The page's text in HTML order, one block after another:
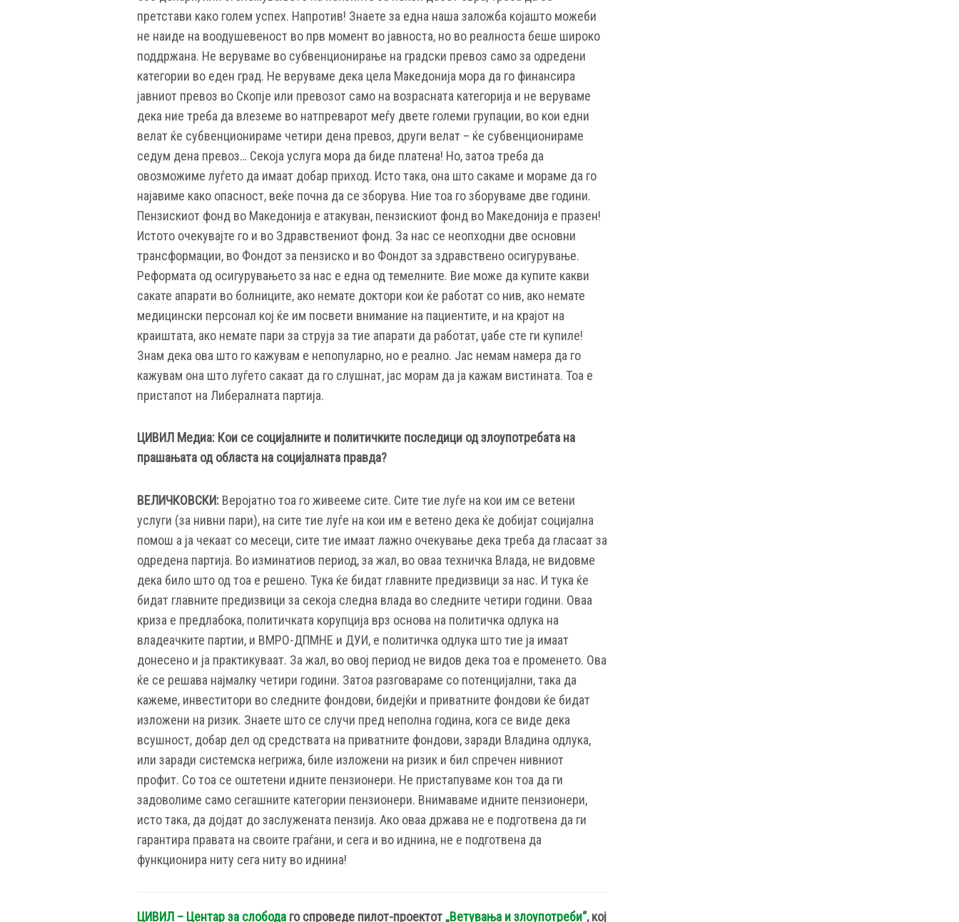
претстави како голем успех. Напротив! Знаете за една наша заложба којашто можеби
не наиде на воодушевеност во прв момент во јавноста, но во реалноста беше широко
поддржана. Не веруваме во субвенционирање на градски превоз само за одредени
категории во еден град. Не веруваме дека цела Македонија мора да го финансира
јавниот превоз во Скопје или превозот само на возрасната категорија и не веруваме
дека ние треба да влеземе во натпреварот меѓу двете големи групации, во кои едни
велат ќе субвенционираме четири дена превоз, други велат – ќе субвенционираме
седум дена превоз… Секоја услуга мора да биде платена! Но, затоа треба да
овозможиме луѓето да имаат добар приход. Исто така, она што сакаме и мораме да го
најавиме како опасност, веќе почна да се зборува. Ние тоа го зборуваме две години.
Пензискиот фонд во Македонија е атакуван, пензискиот фонд во Македонија е празен!
Истото очекувајте го и во Здравствениот фонд. За нас се неопходни две основни
трансформации, во Фондот за пензиско и во Фондот за здравствено осигурување.
Реформата од осигурувањето за нас е една од темелните. Вие може да купите какви
сакате апарати во болниците, ако немате доктори кои ќе работат со нив, ако немате
медицински персонал кој ќе им посвети внимание на пациентите, и на крајот на
краиштата, ако немате пари за струја за тие апарати да работат, џабе сте ги купиле!
Знам дека ова што го кажувам е непопуларно, но е реално. Јас немам намера да го
кажувам она што луѓето сакаат да го слушнат, јас морам да ја кажам вистината. Тоа е
пристапот на Либералната партија.
ЦИВИЛ Медиа: Кои се социјалните и политичките последици од злоупотребата на
прашањата од областа на социјалната правда?
ВЕЛИЧКОВСКИ: Веројатно тоа го живееме сите. Сите тие луѓе на кои им се ветени
услуги (за нивни пари), на сите тие луѓе на кои им е ветено дека ќе добијат социјална
помош а ја чекаат со месеци, сите тие имаат лажно очекување дека треба да гласаат за
одредена партија. Во изминатиов период, за жал, во оваа техничка Влада, не видовме
дека било што од тоа е решено. Тука ќе бидат главните предизвици за нас. И тука ќе
бидат главните предизвици за секоја следна влада во следните четири години. Оваа
криза е предлабока, политичката корупција врз основа на политичка одлука на
владеачките партии, и ВМРО-ДПМНЕ и ДУИ, е политичка одлука што тие ја имаат
донесено и ја практикуваат. За жал, во овој период не видов дека тоа е променето. Ова
ќе се решава најмалку четири години. Затоа разговараме со потенцијални, така да
кажеме, инвеститори во следните фондови, бидејќи и приватните фондови ќе бидат
изложени на ризик. Знаете што се случи пред неполна година, кога се виде дека
всушност, добар дел од средствата на приватните фондови, заради Владина одлука,
или заради системска негрижа, биле изложени на ризик и бил спречен нивниот
профит. Со тоа се оштетени идните пензионери. Не пристапуваме кон тоа да ги
задоволиме само сегашните категории пензионери. Внимаваме идните пензионери,
исто така, да дојдат до заслужената пензија. Ако оваа држава не е подготвена да ги
гарантира правата на своите граѓани, и сега и во иднина, не е подготвена да
функционира ниту сега ниту во иднина!
ЦИВИЛ – Центар за слобода го спроведе пилот-проектот „Ветувања и злоупотреби“, кој